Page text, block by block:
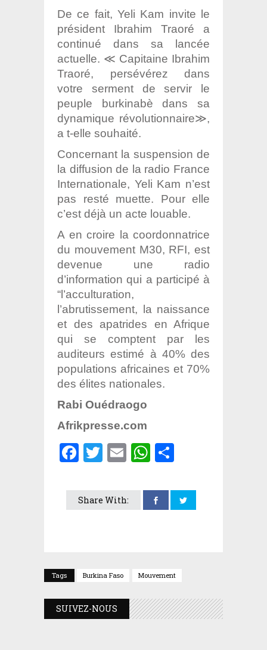
De ce fait, Yeli Kam invite le
président Ibrahim Traoré a
continué dans sa lancée
actuelle. ≪ Capitaine Ibrahim
Traoré, persévérez dans
votre serment de servir le
peuple burkinabè dans sa
dynamique révolutionnaire≫,
a t-elle souhaité.
Concernant la suspension de
la diffusion de la radio France
Internationale, Yeli Kam n’est
pas resté muette. Pour elle
c’est déjà un acte louable.
A en croire la coordonnatrice
du mouvement M30, RFI, est
devenue une radio
d’information qui a participé à
“l’acculturation,
l’abrutissement, la naissance
et des apatrides en Afrique
qui se comptent par les
auditeurs estimé à 40% des
populations africaines et 70%
des élites nationales.
Rabi Ouédraogo
Afrikpresse.com
Facebook
Twitter
EmailWhatsApp
Share With:
Tags Burkina Faso Mouvement
SUIVEZ-NOUS